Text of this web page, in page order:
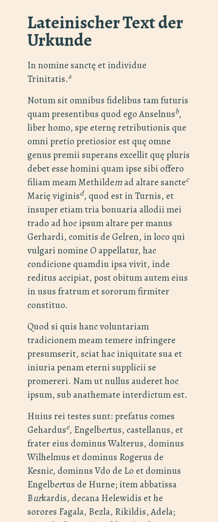
Lateinischer Text der
Urkunde
In nomine sanctę et individue
Trinitatis.a
Notum sit omnibus fidelibus tam futuris
quam presentibus quod ego Anselnusb,
liber homo, spe eternę retributionis que
omni pretio pretiosior est quę omne
genus premii superans excellit quę pluris
debet esse homini quam ipse sibi offero
filiam meam Methildemad altare sanctec
Marię viginisd, quod est in Turnis, et
insuper etiam tria bonuaria allodii mei
trado ad hoc ipsum altare per manus
Gerhardi, comitis de Gelren, in loco qui
vulgari nomine O appellatur, hac
condicione quamdiu ipsa vivit, inde
reditus accipiat, post obitum autem eius
in usus fratrum et sororum firmiter
constituo.
Quod si quis hanc voluntariam
tradicionem meam temere infringere
presumserit, sciat hac iniquitate sua et
iniuria penam eterni supplicii se
promereri. Nam ut nullus auderet hoc
ipsum, sub anathemate interdictum est.
Huius rei testes sunt: prefatus comes
Geharduse, Engelbertus, castellanus, et
frater eius dominus Walterus, dominus
Wilhelmus et dominus Rogerus de
Kesnic, dominus Vdo de Lo et dominus
Engelbertus de Hurne; item abbatissa
Burkardis, decana Helewidis et he
sorores Fagala, Bezla, Rikildis, Adela;